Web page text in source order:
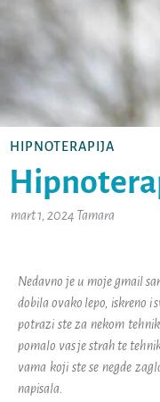
HIPNOTERAPIJA
mart 1, 2024 Tamara
Nedavno je u moje gmail
dobila ovako lepo, iskreno i
potrazi ste za nekom
pomalo vas je strah te
vama koji ste se negde
napisala.